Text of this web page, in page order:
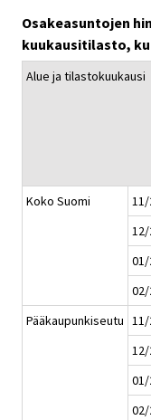
Osakeasuntojen
kuukausitilasto,
Alue ja tilastokuukausi
Koko Suomi
01/
02/
Pääkaupunkiseutu
01/
02/